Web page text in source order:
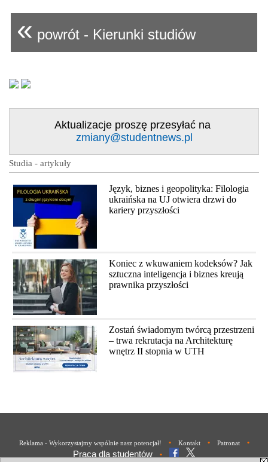
« powrót - Kierunki studiów
Aktualizacje proszę przesyłać na
zmiany@studentnews.pl
Studia - artykuły
Język, biznes i geopolityka: Filologia
ukraińska na UJ otwiera drzwi do
kariery przyszłości
Koniec z wkuwaniem kodeksów? Jak
sztuczna inteligencja i biznes kreują
prawnika przyszłości
Zostań świadomym twórcą przestrzeni
– trwa rekrutacja na Architekturę
wnętrz II stopnia w UTH
Reklama - Wykorzystajmy wspólnie nasz potencjał! • Kontakt • Patronat •
Praca dla studentów •